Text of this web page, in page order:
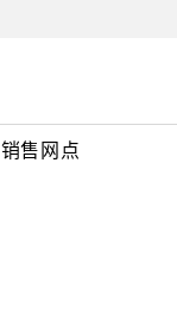
销售网点